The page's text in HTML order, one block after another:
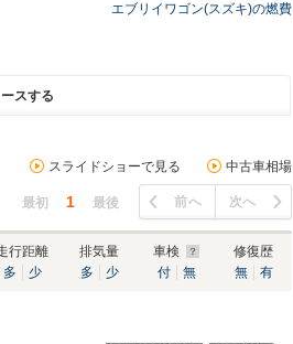
エブリイワゴン(スズキ)の燃費
ースする
スライドショーで見る 中古車相場
最初 1 最後 前へ 次へ
行距離
多
少
排気量
多
少
車検
付
無
修復歴
無
有